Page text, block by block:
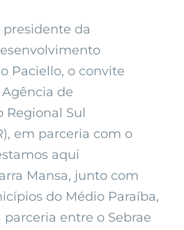
da
Paciello, o convite
de
Regional Sul
em parceria com o
aqui
Mansa, junto com
do Médio Paraíba,
entre o Sebrae